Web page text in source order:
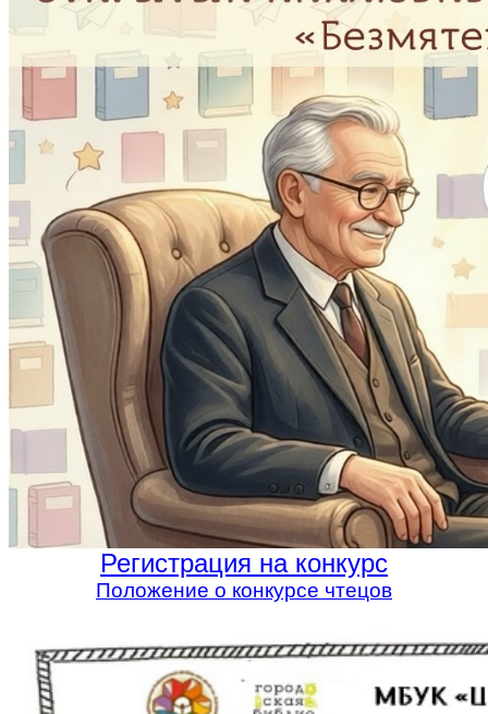
Регистрация на конкурс
Положение о конкурсе чтецов